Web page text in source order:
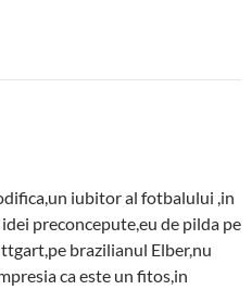
iubitor al fotbalului ,in
preconcepute,eu de pilda pe
brazilianul Elber,nu
ca este un fitos,in